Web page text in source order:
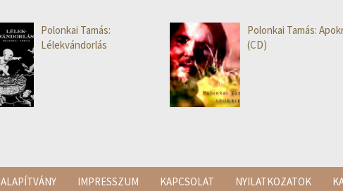
Polonkai Tamás:
Lélekvándorlás
Polonkai Tamás:
(CD)
ALAPÍTVÁNY IMPRESSZUM KAPCSOLAT NYILATKOZATOK